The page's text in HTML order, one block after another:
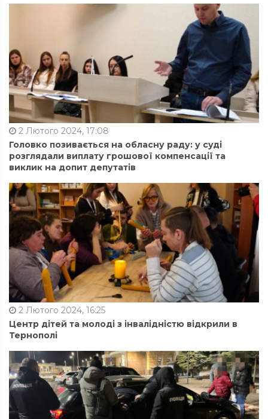
2 Лютого 2024, 17:08
Головко позивається на обласну раду: у суді
розглядали виплату грошової компенсації та
виклик на допит депутатів
2 Лютого 2024, 16:25
Центр дітей та молоді з інвалідністю відкрили в
Тернополі